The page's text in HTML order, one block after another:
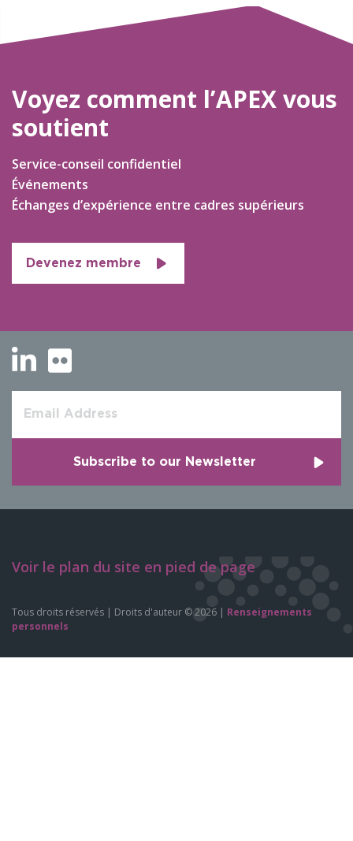
Voyez comment l’APEX vous
soutient
Service-conseil confidentiel
Événements
Échanges d’expérience entre cadres supérieurs
Devenez membre
Voir le plan du site en pied de page
Tous droits réservés | Droits d'auteur © 2026 | Renseignements
personnels